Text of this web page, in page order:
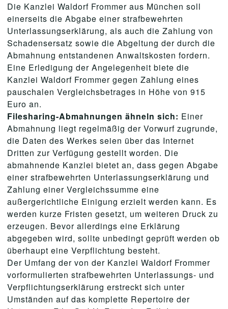
Die Kanzlei Waldorf Frommer aus München soll
einerseits die Abgabe einer strafbewehrten
Unterlassungserklärung, als auch die Zahlung von
Schadensersatz sowie die Abgeltung der durch die
Abmahnung entstandenen Anwaltskosten fordern.
Eine Erledigung der Angelegenheit biete die
Kanzlei Waldorf Frommer gegen Zahlung eines
pauschalen Vergleichsbetrages in Höhe von 915
Euro an.
Filesharing-Abmahnungen ähneln sich: Einer
Abmahnung liegt regelmäßig der Vorwurf zugrunde,
die Daten des Werkes seien über das Internet
Dritten zur Verfügung gestellt worden. Die
abmahnende Kanzlei bietet an, dass gegen Abgabe
einer strafbewehrten Unterlassungserklärung und
Zahlung einer Vergleichssumme eine
außergerichtliche Einigung erzielt werden kann. Es
werden kurze Fristen gesetzt, um weiteren Druck zu
erzeugen. Bevor allerdings eine Erklärung
abgegeben wird, sollte unbedingt geprüft werden ob
überhaupt eine Verpflichtung besteht.
Der Umfang der von der Kanzlei Waldorf Frommer
vorformulierten strafbewehrten Unterlassungs- und
Verpflichtungserklärung erstreckt sich unter
Umständen auf das komplette Repertoire der